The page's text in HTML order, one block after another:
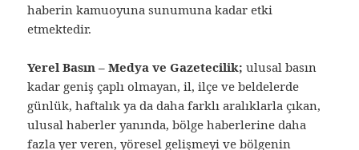
haberin kamuoyuna sunumuna kadar etki
etmektedir.
Yerel Basın – Medya ve Gazetecilik;ulusal basın
kadar geniş çaplı olmayan, il, ilçe ve beldelerde
günlük, haftalık ya da daha farklı aralıklarla çıkan,
ulusal haberler yanında, bölge haberlerine daha
fazla yer veren, yöresel gelişmeyi ve bölgenin